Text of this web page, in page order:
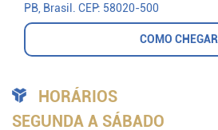
PB, Brasil. CEP: 58020-500
COMO CHEGAR
HORÁRIOS
SEGUNDA A SÁBADO